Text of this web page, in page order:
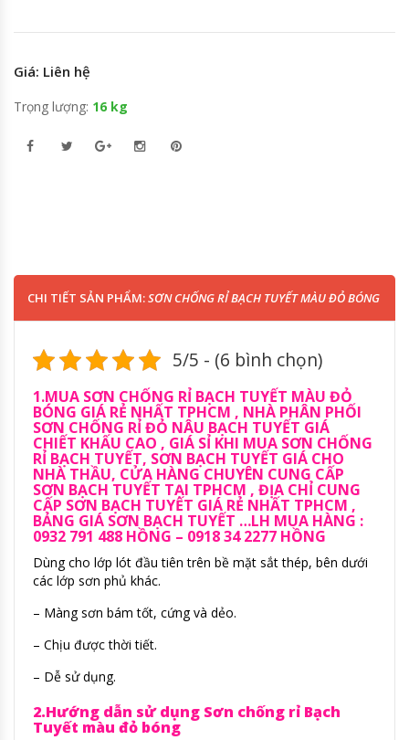
Giá: Liên hệ
Trọng lượng: 16 kg
CHI TIẾT SẢN PHẨM:SƠN CHỐNG RỈ BẠCH TUYẾT MÀU ĐỎ BÓNG
5/5 - (6 bình chọn)
1.MUA SƠN CHỐNG RỈ BẠCH TUYẾT MÀU ĐỎ
BÓNG GIÁ RẺ NHẤT TPHCM , NHÀ PHÂN PHỐI
SƠN CHỐNG RỈ ĐỎ NÂU BẠCH TUYẾT GIÁ
CHIẾT KHẤU CAO , GIÁ SỈ KHI MUA SƠN CHỐNG
RỈ BẠCH TUYẾT, SƠN BẠCH TUYẾT GIÁ CHO
NHÀ THẦU, CỬA HÀNG CHUYÊN CUNG CẤP
SƠN BẠCH TUYẾT TẠI TPHCM , ĐỊA CHỈ CUNG
CẤP SƠN BẠCH TUYẾT GIÁ RẺ NHẤT TPHCM ,
BẢNG GIÁ SƠN BẠCH TUYẾT …LH MUA HÀNG :
0932 791 488 HỒNG – 0918 34 2277 HỒNG
Dùng cho lớp lót đầu tiên trên bề mặt sắt thép, bên dưới
các lớp sơn phủ khác.
– Màng sơn bám tốt, cứng và dẻo.
– Chịu được thời tiết.
– Dễ sử dụng.
2.Hướng dẫn sử dụng Sơn chống rỉ Bạch
Tuyết màu đỏ bóng